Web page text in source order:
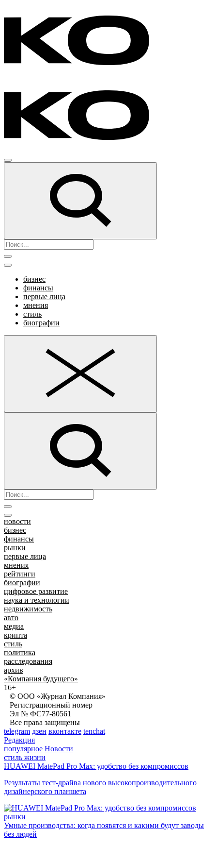
бизнес
финансы
первые лица
мнения
стиль
биографии
новости
бизнес
финансы
рынки
первые лица
мнения
рейтинги
биографии
цифровое развитие
наука и технологии
недвижимость
авто
медиа
крипта
стиль
политика
расследования
архив
«Компания будущего»
16+
© ООО «Журнал Компания»
Регистрационный номер
Эл № ФС77-80561
Все права защищены
telegram дзен вконтакте tenchat
Редакция
популярное Новости
стиль жизни
HUAWEI MatePad Pro Max: удобство без компромиссов
Результаты тест-драйва нового высокопроизводительного
дизайнерского планшета
рынки
Умные производства: когда появятся и какими будут заводы
без людей